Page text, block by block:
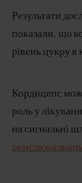
Результати
показали, що
рівень цукру в
Кордицепс
роль у
на сигнальні